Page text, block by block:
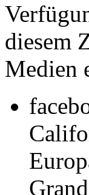
diesem
Medien